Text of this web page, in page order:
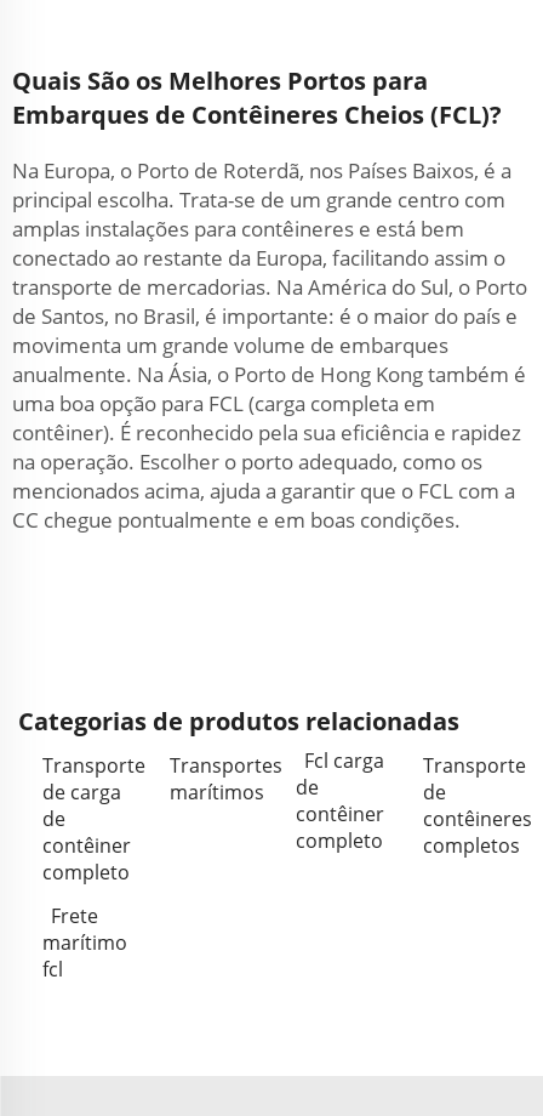
Quais São os Melhores Portos para
Embarques de Contêineres Cheios (FCL)?
Na Europa, o Porto de Roterdã, nos Países Baixos, é a
principal escolha. Trata-se de um grande centro com
amplas instalações para contêineres e está bem
conectado ao restante da Europa, facilitando assim o
transporte de mercadorias. Na América do Sul, o Porto
de Santos, no Brasil, é importante: é o maior do país e
movimenta um grande volume de embarques
anualmente. Na Ásia, o Porto de Hong Kong também é
uma boa opção para FCL (carga completa em
contêiner). É reconhecido pela sua eficiência e rapidez
na operação. Escolher o porto adequado, como os
mencionados acima, ajuda a garantir que o FCL com a
CC chegue pontualmente e em boas condições.
Categorias de produtos relacionadas
Transporte
de carga
de
contêiner
completo
Transportes
marítimos
Fcl carga
de
contêiner
completo
Transporte
de
contêineres
completos
Frete
marítimo
fcl